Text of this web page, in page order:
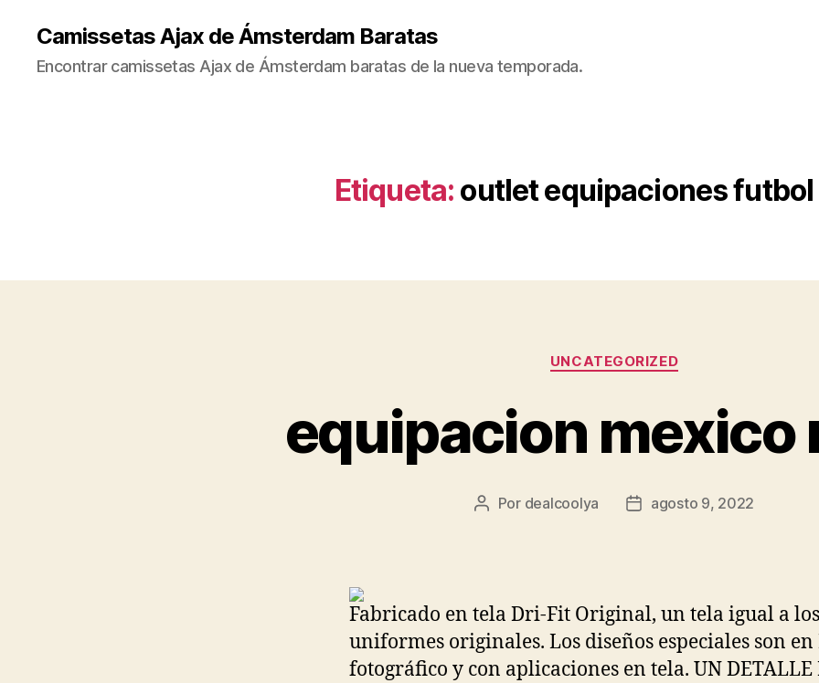
Camissetas Ajax de Ámsterdam Baratas
Encontrar camissetas Ajax de Ámsterdam baratas de la nueva temporada.
Etiqueta: outlet equipaciones
Categorías
UNCATEGORIZED
equipacion mexico
Autor
Por dealcoolya
Fechaagosto 9, 2022
Fabricado en tela Dri-Fit Original, un tela igual a los
uniformes originales. Los diseños especiales son
fotográfico y con aplicaciones en tela. UN DETALLE